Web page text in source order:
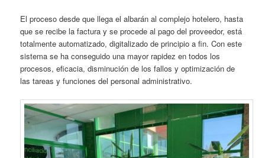
El proceso desde que llega el albarán al complejo hotelero, hasta
que se recibe la factura y se procede al pago del proveedor, está
totalmente automatizado, digitalizado de principio a fin. Con este
sistema se ha conseguido una mayor rapidez en todos los
procesos, eficacia, disminución de los fallos y optimización de
las tareas y funciones del personal administrativo.